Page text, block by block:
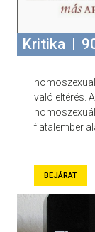
Kritika |
való eltérés.
fiatalember
BEJÁRAT